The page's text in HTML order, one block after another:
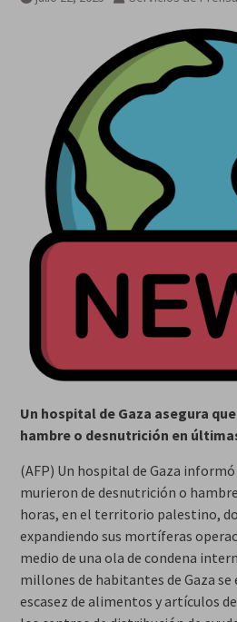
Un hospital de Gaza asegura
hambre o desnutrición en
(AFP) Un hospital de Gaza
murieron de desnutrición o
horas, en el territorio palestino,
expandiendo sus mortíferas
medio de una ola de condena
millones de habitantes de Gaza
escasez de alimentos y artículos